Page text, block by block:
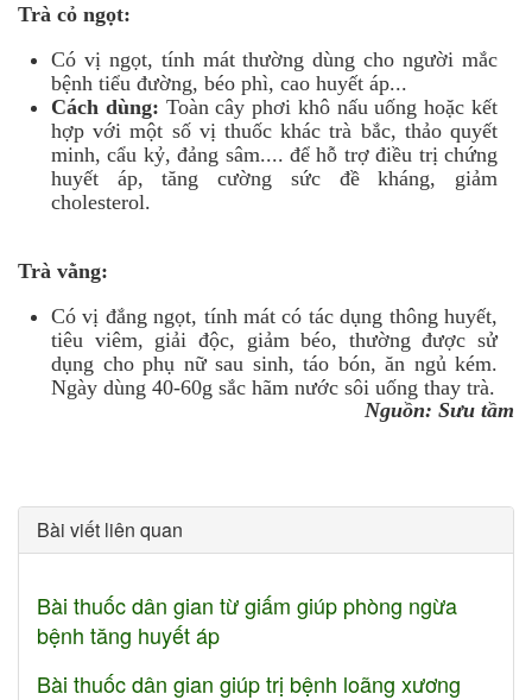
Trà cỏ ngọt:
Có vị ngọt, tính mát thường dùng cho người mắc
bệnh tiểu đường, béo phì, cao huyết áp...
Cách dùng: Toàn cây phơi khô nấu uống hoặc kết
hợp với một số vị thuốc khác trà bắc, thảo quyết
minh, cẩu kỷ, đảng sâm.... để hỗ trợ điều trị chứng
huyết áp, tăng cường sức đề kháng, giảm
cholesterol.
Trà vằng:
Có vị đắng ngọt, tính mát có tác dụng thông huyết,
tiêu viêm, giải độc, giảm béo, thường được sử
dụng cho phụ nữ sau sinh, táo bón, ăn ngủ kém.
Ngày dùng 40-60g sắc hãm nước sôi uống thay trà.
Nguồn: Sưu tầm
Bài viết liên quan
Bài thuốc dân gian từ giấm giúp phòng ngừa
bệnh tăng huyết áp
Bài thuốc dân gian giúp trị bệnh loãng xương